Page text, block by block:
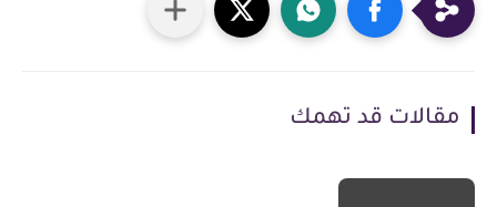
مقالات قد تهمك